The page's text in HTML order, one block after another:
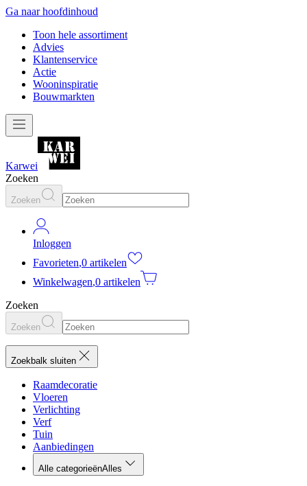
Ga naar hoofdinhoud
Toon hele assortiment
Advies
Klantenservice
Actie
Wooninspiratie
Bouwmarkten
Karwei
Zoeken
Zoeken
Inloggen
Favorieten,0 artikelen
Winkelwagen,0 artikelen
Zoeken
Zoeken
Zoekbalk sluiten
Raamdecoratie
Vloeren
Verlichting
Verf
Tuin
Aanbiedingen
Alle categorieënAlles